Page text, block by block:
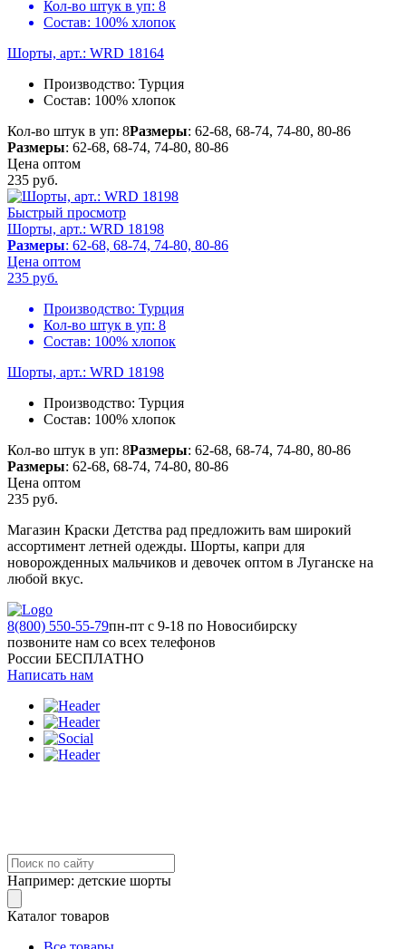
Кол-во штук в уп: 8
Состав: 100% хлопок
Шорты, арт.: WRD 18164
Производство: Турция
Состав: 100% хлопок
Кол-во штук в уп: 8Размеры: 62-68, 68-74, 74-80, 80-86
Размеры: 62-68, 68-74, 74-80, 80-86
Цена оптом
235 руб.
Быстрый просмотр
Шорты, арт.: WRD 18198
Размеры: 62-68, 68-74, 74-80, 80-86
Цена оптом
235 руб.
Производство: Турция
Кол-во штук в уп: 8
Состав: 100% хлопок
Шорты, арт.: WRD 18198
Производство: Турция
Состав: 100% хлопок
Кол-во штук в уп: 8Размеры: 62-68, 68-74, 74-80, 80-86
Размеры: 62-68, 68-74, 74-80, 80-86
Цена оптом
235 руб.
Магазин Краски Детства рад предложить вам широкий
ассортимент летней одежды. Шорты, капри для
новорожденных мальчиков и девочек оптом в Луганске на
любой вкус.
8(800) 550-55-79пн-пт с 9-18 по Новосибирску
позвоните нам со всех телефонов
России БЕСПЛАТНО
Написать нам
Например: детские шорты
Каталог товаров